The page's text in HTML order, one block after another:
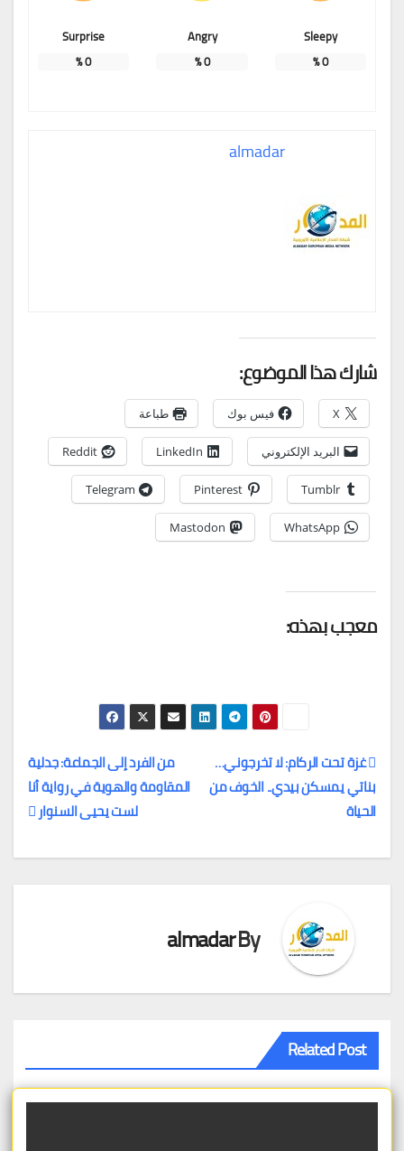
Sleepy
0
%
Angry
0
%
Surprise
0
%
almadar
شارك هذا الموضوع:
X فيس بوك طباعة
البريد الإلكتروني LinkedIn
Reddit
Tumblr
Pinterest
Telegram
WhatsApp
Mastodon
معجب بهذه:
تصفّح
من الفرد إلى الجماعة: جدلية
المقاومة والهوية في رواية أنا
لست يحيى السنوار
غزة تحت الركام: لا تخرجوني…
بناتي يمسكن بيدي.. الخوف من
الحياة
By
almadar
Related Post